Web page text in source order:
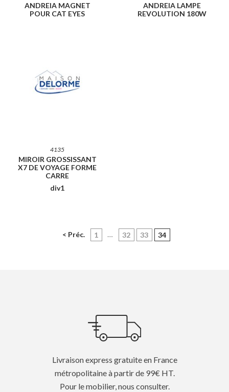
ANDREIA MAGNET
POUR CAT EYES
ANDREIA LAMPE
REVOLUTION 180W
4135
MIROIR GROSSISSANT
X7 DE VOYAGE FORME
CARRE
div1
< Préc. 1 … 32 33 34(current)
Livraison express gratuite en France
métropolitaine à partir de 99€ HT.
Pour le mobilier, nous consulter.